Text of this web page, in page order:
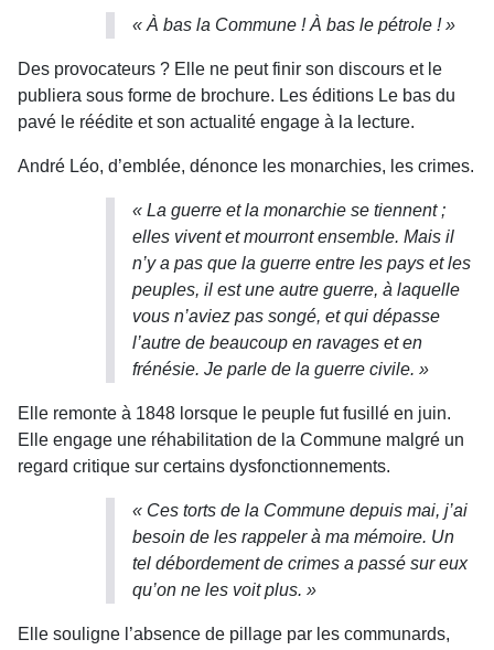
« À bas la Commune ! À bas le pétrole ! »
Des provocateurs ? Elle ne peut finir son discours et le
publiera sous forme de brochure. Les éditions Le bas du
pavé le réédite et son actualité engage à la lecture.
André Léo, d’emblée, dénonce les monarchies, les crimes.
« La guerre et la monarchie se tiennent ;
elles vivent et mourront ensemble. Mais il
n’y a pas que la guerre entre les pays et les
peuples, il est une autre guerre, à laquelle
vous n’aviez pas songé, et qui dépasse
l’autre de beaucoup en ravages et en
frénésie. Je parle de la guerre civile. »
Elle remonte à 1848 lorsque le peuple fut fusillé en juin.
Elle engage une réhabilitation de la Commune malgré un
regard critique sur certains dysfonctionnements.
« Ces torts de la Commune depuis mai, j’ai
besoin de les rappeler à ma mémoire. Un
tel débordement de crimes a passé sur eux
qu’on ne les voit plus. »
Elle souligne l’absence de pillage par les communards,